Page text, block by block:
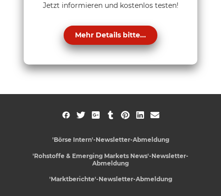
Jetzt informieren und kostenlos testen!
Mehr Details bitte...
'Börse Intern'-Newsletter-Abmeldung
'Rohstoffe & Emerging Markets News'-Newsletter-
Abmeldung
'Marktberichte'-Newsletter-Abmeldung